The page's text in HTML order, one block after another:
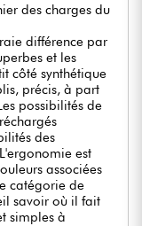
des charges du
différence par
et les
côté synthétique
précis, à part
possibilités de
des
est
associées
catégorie de
savoir où il fait
simples à